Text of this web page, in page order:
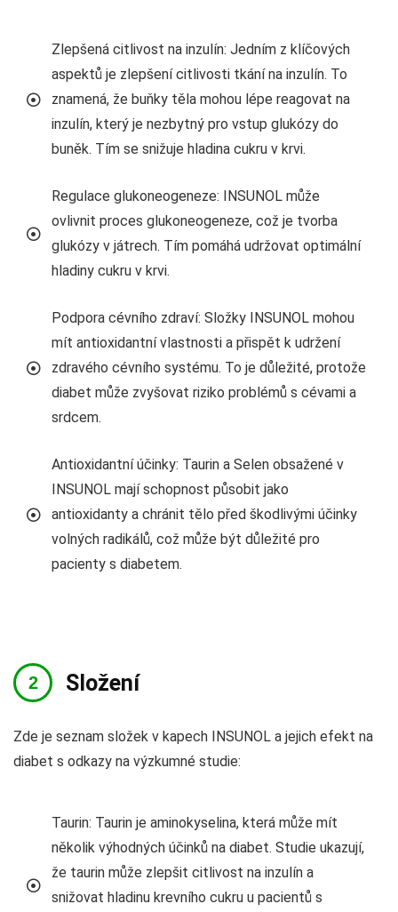
Zlepšená citlivost na inzulín: Jedním z klíčových
aspektů je zlepšení citlivosti tkání na inzulín. To
znamená, že buňky těla mohou lépe reagovat na
inzulín, který je nezbytný pro vstup glukózy do
buněk. Tím se snižuje hladina cukru v krvi.
Regulace glukoneogeneze: INSUNOL může
ovlivnit proces glukoneogeneze, což je tvorba
glukózy v játrech. Tím pomáhá udržovat optimální
hladiny cukru v krvi.
Podpora cévního zdraví: Složky INSUNOL mohou
mít antioxidantní vlastnosti a přispět k udržení
zdravého cévního systému. To je důležité, protože
diabet může zvyšovat riziko problémů s cévami a
srdcem.
Antioxidantní účinky: Taurin a Selen obsažené v
INSUNOL mají schopnost působit jako
antioxidanty a chránit tělo před škodlivými účinky
volných radikálů, což může být důležité pro
pacienty s diabetem.
Složení
Zde je seznam složek v kapech INSUNOL a jejich efekt na
diabet s odkazy na výzkumné studie:
Taurin: Taurin je aminokyselina, která může mít
několik výhodných účinků na diabet. Studie ukazují,
že taurin může zlepšit citlivost na inzulín a
snižovat hladinu krevního cukru u pacientů s